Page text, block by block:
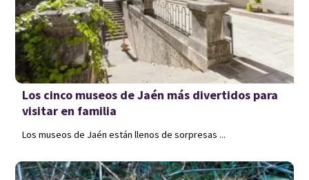
Los cinco museos de Jaén más divertidos para
visitar en familia
Los museos de Jaén están llenos de sorpresas ...